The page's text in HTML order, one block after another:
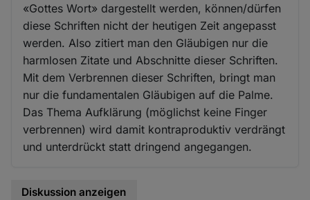
«Gottes Wort» dargestellt werden, können/dürfen
diese Schriften nicht der heutigen Zeit angepasst
werden. Also zitiert man den Gläubigen nur die
harmlosen Zitate und Abschnitte dieser Schriften.
Mit dem Verbrennen dieser Schriften, bringt man
nur die fundamentalen Gläubigen auf die Palme.
Das Thema Aufklärung (möglichst keine Finger
verbrennen) wird damit kontraproduktiv verdrängt
und unterdrückt statt dringend angegangen.
Diskussion anzeigen